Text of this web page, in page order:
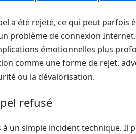
a été rejeté, ce qui peut parfois
problème de connexion
émotionnelles plus
comme une forme de rejet,
ou la dévalorisation.
refusé
à un simple incident technique. Il